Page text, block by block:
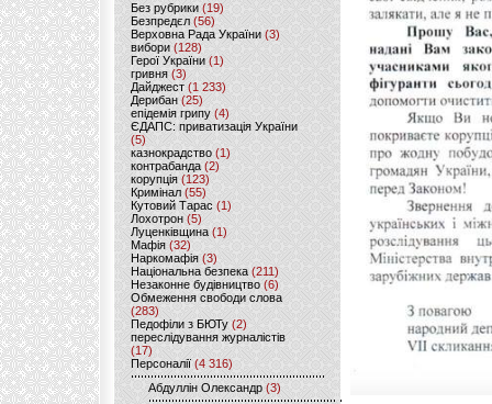
Без рубрики (19)
Безпредєл(56)
Верховна Рада України (3)
вибори(128)
Герої України(1)
гривня (3)
Дайджест (1 233)
Дерибан (25)
епідемія грипу (4)
ЄДАПС: приватизація України
(5)
казнокрадство (1)
контрабанда (2)
корупція (123)
Кримінал (55)
Кутовий Тарас (1)
Лохотрон(5)
Луценківщина (1)
Мафія (32)
Наркомафія (3)
Національна безпека (211)
Незаконне будівництво(6)
Обмеження свободи слова
(283)
Педофіли з БЮТу (2)
переслідування журналістів
(17)
Персоналії (4 316)
Абдуллін Олександр (3)